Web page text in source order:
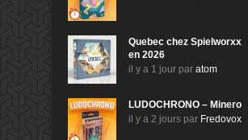
Quebec chez Spielworxx
en 2026
il y a 1 jour par atom
LUDOCHRONO – Minero
il y a 2 jours par Fredovox